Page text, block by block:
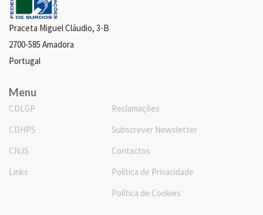
Praceta Miguel Cláudio, 3-B
2700-585 Amadora
Portugal
Menu
CDLGP
CDHPS
CNJS
Links
Reclamações
Subscrever Newsletter
Contactos
Política de Privacidade
Política de Cookies